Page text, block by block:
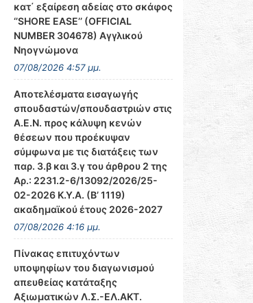
κατ΄ εξαίρεση αδείας στο σκάφος
‘’SHORE EASE’’ (OFFICIAL
NUMBER 304678) Αγγλικού
Νηογνώμονα
07/08/2026 4:57 μμ.
Αποτελέσματα εισαγωγής
σπουδαστών/σπουδαστριών στις
Α.Ε.Ν. προς κάλυψη κενών
θέσεων που προέκυψαν
σύμφωνα με τις διατάξεις των
παρ. 3.β και 3.γ του άρθρου 2 της
Αρ.: 2231.2-6/13092/2026/25-
02-2026 Κ.Υ.Α. (Β’ 1119)
ακαδημαϊκού έτους 2026-2027
07/08/2026 4:16 μμ.
Πίνακας επιτυχόντων
υποψηφίων του διαγωνισμού
απευθείας κατάταξης
Αξιωματικών Λ.Σ.-ΕΛ.ΑΚΤ.